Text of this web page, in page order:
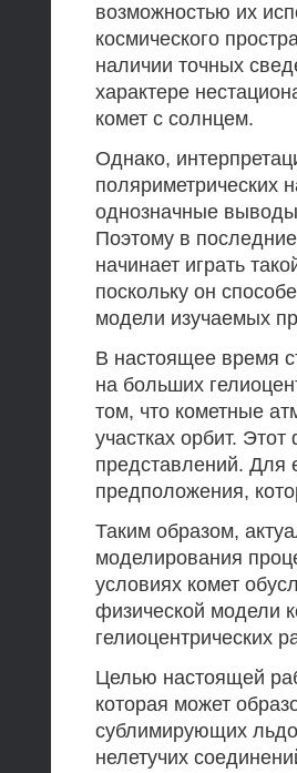
возможностью их
космического
наличии точных
характере
комет с солнцем.
Однако,
поляриметрических
однозначные выводы
Поэтому в
начинает играть
поскольку он
модели изучаемых
В настоящее время
на больших
том, что кометные
участках орбит.
представлений. Для
предположения,
Таким образом,
моделирования
условиях комет
физической модели
гелиоцентрических
Целью настоящей
которая может
сублимирующих
нелетучих